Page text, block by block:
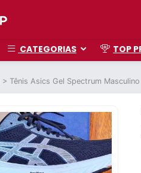
CATEGORIAS TOP
> Tênis Asics Gel Spectrum Masculino